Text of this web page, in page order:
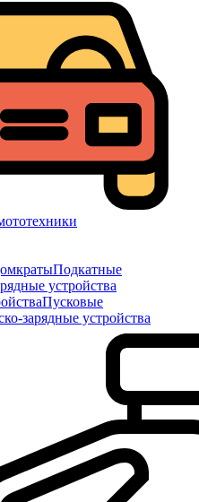
Подкатные
устройства
Пусковые
зарядные устройства